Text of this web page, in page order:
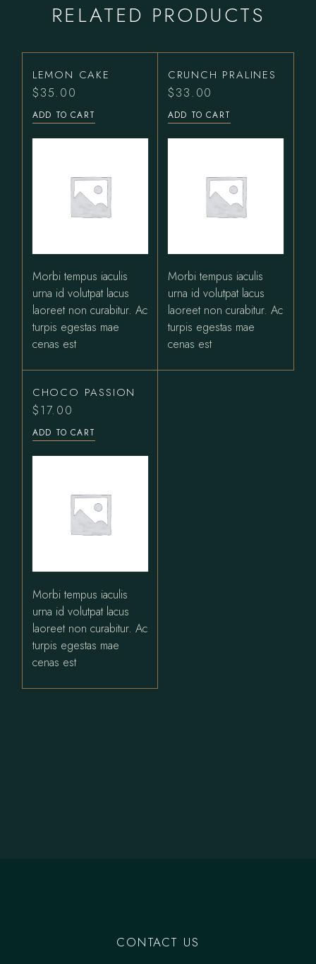
RELATED PRODUCTS
LEMON CAKE
$35.00
ADD TO CART
Morbi tempus iaculis
urna id volutpat lacus
laoreet non curabitur. Ac
turpis egestas mae
cenas est
CRUNCH PRALINES
$33.00
ADD TO CART
Morbi tempus iaculis
urna id volutpat lacus
laoreet non curabitur. Ac
turpis egestas mae
cenas est
CHOCO PASSION
$17.00
ADD TO CART
Morbi tempus iaculis
urna id volutpat lacus
laoreet non curabitur. Ac
turpis egestas mae
cenas est
CONTACT US